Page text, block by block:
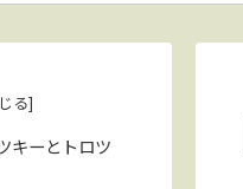
キーとトロツ